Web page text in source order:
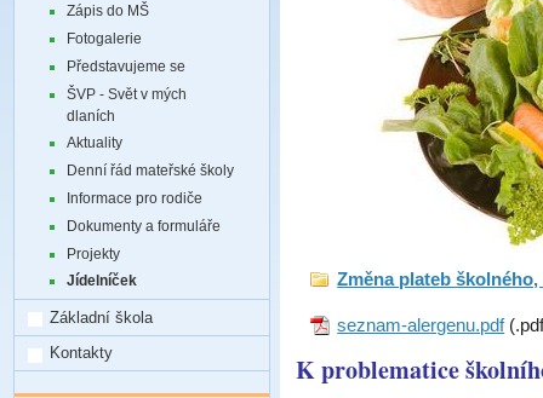
Zápis do MŠ
Fotogalerie
Představujeme se
ŠVP - Svět v mých
dlaních
Aktuality
Denní řád mateřské školy
Informace pro rodiče
Dokumenty a formuláře
Projekty
Jídelníček
Základní škola
Kontakty
Změna plateb
seznam-alergenu.pdf
K problematice